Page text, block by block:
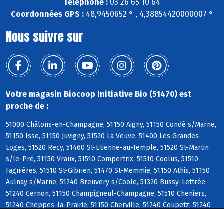
Téléphone : 03 26 65 10 64
Coordonnées GPS :48,9450652 ° , 4,38854420000007 °
Nous suivre sur
Votre magasin Biocoop Initiative Bio (51470) est
proche de :
51000 Châlons-en-Champagne, 51150 Aigny, 51150 Condé s/Marne,
51150 Isse, 51150 Juvigny, 51520 La Veuve, 51400 Les Grandes-
Loges, 51520 Recy, 51460 St-Etienne-au-Temple, 51520 St-Martin
s/le-Pré, 51150 Vraux, 51510 Compertrix, 51510 Coolus, 51510
Fagnières, 51510 St-Gibrien, 51470 St-Memmie, 51150 Athis, 51150
Aulnay s/Marne, 51240 Breuvery s/Coole, 51320 Bussy-Lettrée,
51240 Cernon, 51150 Champigneul-Champagne, 51510 Cheniers,
51240 Cheppes-la-Prairie, 51150 Cherville, 51240 Coupetz, 51240